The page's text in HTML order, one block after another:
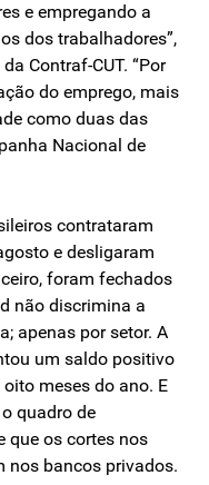
e empregando a
dos trabalhadores”,
Contraf-CUT. “Por
do emprego, mais
como duas das
Nacional de
contrataram
e desligaram
foram fechados
não discrimina a
apenas por setor. A
um saldo positivo
meses do ano. E
quadro de
que os cortes nos
nos bancos privados.